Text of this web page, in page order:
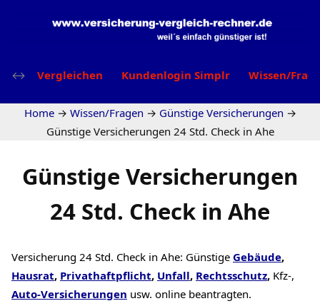
Vergleichen Kundenlogin Simplr Wissen/
Home → Wissen/Fragen → Günstige Versicherungen →
Günstige Versicherungen 24 Std. Check in Ahe
Günstige Versicherungen
24 Std. Check in Ahe
Versicherung 24 Std. Check in Ahe: Günstige Gebäude,
Hausrat, Privathaftpflicht, Unfall, Rechtsschutz, Kfz-,
Auto-Versicherungen usw. online beantragten.